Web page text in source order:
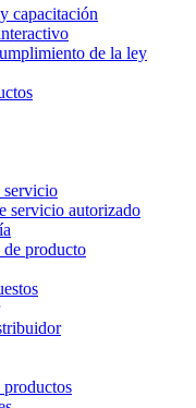
capacitación
de la ley
servicio
servicio autorizado
producto
productos